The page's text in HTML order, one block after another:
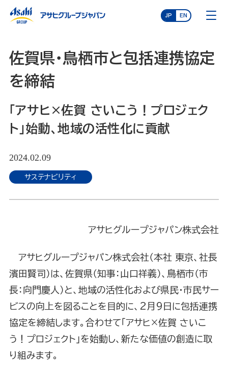
JP EN
佐賀県・鳥栖市と包括連携協定
を締結
「アサヒ×佐賀 さいこう！プロジェク
ト」始動、地域の活性化に貢献
2024.02.09
サステナビリティ
アサヒグループジャパン株式会社
アサヒグループジャパン株式会社（本社 東京、社長
濱田賢司）は、佐賀県（知事：山口祥義）、鳥栖市（市
長：向門慶人）と、地域の活性化および県民・市民サー
ビスの向上を図ることを目的に、2月9日に包括連携
協定を締結します。合わせて「アサヒ×佐賀 さいこ
う！プロジェクト」を始動し、新たな価値の創造に取
り組みます。